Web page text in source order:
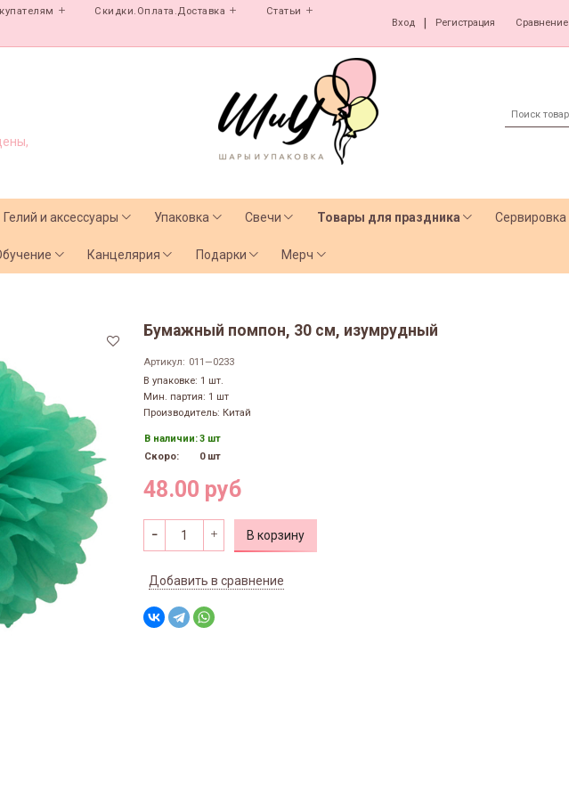
Скидки.Оплата.Доставка Статьи
Вход Регистрация Сравнение
Гелий и аксессуары Упаковка Свечи Товары для праздника Сервировка
Канцелярия Подарки Мерч
Бумажный помпон, 30 см, изумрудный
Артикул: 011—0233
В упаковке: 1 шт.
Мин. партия: 1 шт
Производитель: Китай
В наличии:3 шт
Скоро:
0 шт
48.00 руб
В корзину
Добавить в сравнение